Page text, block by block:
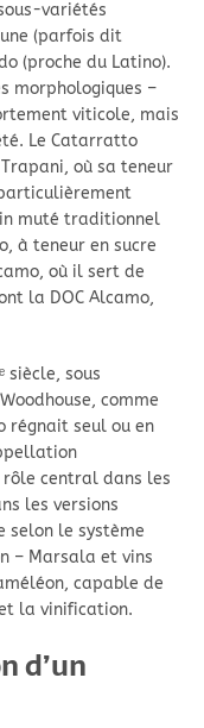
variétés
(parfois dit
(proche du Latino).
morphologiques –
viticole, mais
Le Catarratto
où sa teneur
muté traditionnel
à teneur en sucre
où il sert de
la DOC Alcamo,
siècle, sous
comme
régnait seul ou en
central dans les
les versions
selon le système
– Marsala et vins
capable de
la vinification.
d’un